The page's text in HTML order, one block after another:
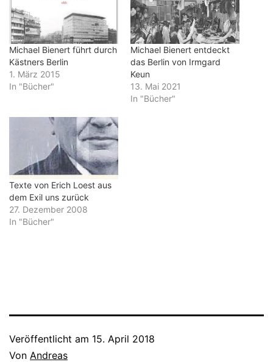
Michael Bienert führt durch
Kästners Berlin
1. März 2015
In "Bücher"
Michael Bienert entdeckt
das Berlin von Irmgard
Keun
13. Mai 2021
In "Bücher"
Texte von Erich Loest aus
dem Exil uns zurück
27. Dezember 2008
In "Bücher"
Veröffentlicht am 15. April 2018
Von Andreas